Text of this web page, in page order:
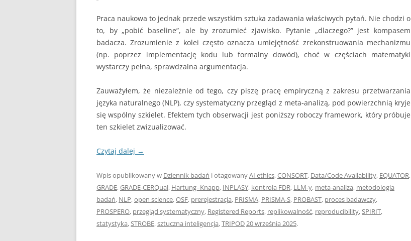
Praca naukowa to jednak przede wszystkim sztuka zadawania właściwych pytań. Nie chodzi o
to, by „pobić baseline”, ale by zrozumieć zjawisko. Pytanie „dlaczego?” jest kompasem
badacza. Zrozumienie z kolei często oznacza umiejętność zrekonstruowania mechanizmu
(np. poprzez implementację kodu lub formalny dowód), choć w częściach matematyki
wystarczy pełna, sprawdzalna argumentacja.
Zauważyłem, że niezależnie od tego, czy piszę pracę empiryczną z zakresu przetwarzania
języka naturalnego (NLP), czy systematyczny przegląd z meta‑analizą, pod powierzchnią kryje
się wspólny szkielet. Efektem tych obserwacji jest poniższy roboczy framework, który próbuje
ten szkielet zwizualizować.
Czytaj dalej →
Wpis opublikowany w Dziennik badań i otagowanyAI ethics,CONSORT, Data/Code Availability, EQUATOR,
GRADE,GRADE‑CERQual, Hartung–Knapp, INPLASY, kontrola FDR, LLM‑y, meta‑analiza, metodologia
badań, NLP,open science,OSF, prerejestracja, PRISMA, PRISMA‑S, PROBAST, proces badawczy,
PROSPERO, przegląd systematyczny, Registered Reports, replikowalność, reproducibility,SPIRIT,
statystyka,STROBE,sztuczna inteligencja,TRIPOD20 września 2025.